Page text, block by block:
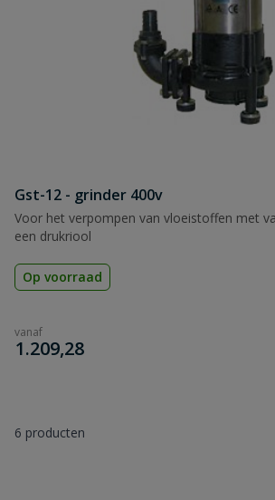
Gst-12 - grinder 400v
Voor het verpompen van vloeistoffen met
een drukriool
Op voorraad
vanaf
€
1.209,28
6 producten